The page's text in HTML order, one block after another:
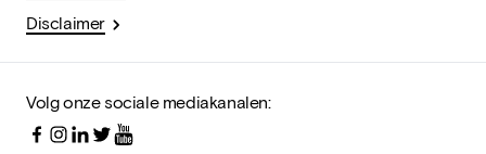
Disclaimer
Volg onze sociale mediakanalen: